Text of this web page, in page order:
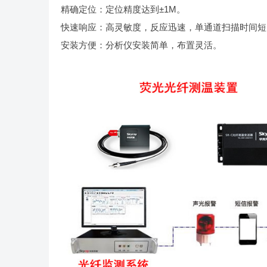
精确定位：定位精度达到±1M。
快速响应：高灵敏度，反应迅速，单通道扫描时间
安装方便：分析仪安装简单，布置灵活。